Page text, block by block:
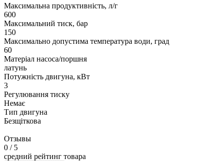
Максимальна продуктивність, л/г
600
Максимальний тиск, бар
150
Максимально допустима температура води, град
60
Матеріал насоса/поршня
латунь
Потужність двигуна, кВт
3
Регулювання тиску
Немає
Тип двигуна
Безщіткова
Отзывы
0 / 5
средний рейтинг товара